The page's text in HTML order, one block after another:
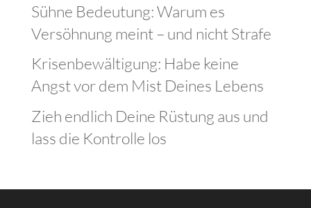
Sühne Bedeutung: Warum es
Versöhnung meint – und nicht Strafe
Krisenbewältigung: Habe keine
Angst vor dem Mist Deines Lebens
Zieh endlich Deine Rüstung aus und
lass die Kontrolle los